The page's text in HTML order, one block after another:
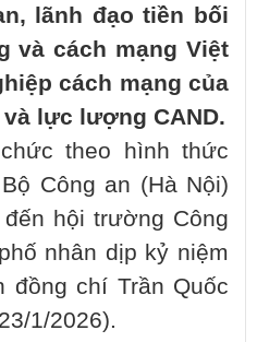
lãnh đạo tiền bối
và cách mạng Việt
cách mạng của
lực lượng CAND.
theo hình thức
Công an (Hà Nội)
hội trường Công
nhân dịp kỷ niệm
đồng chí Trần Quốc
1/2026).